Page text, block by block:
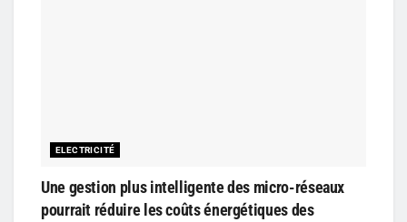
ELECTRICITÉ
Une gestion plus intelligente des micro-réseaux
pourrait réduire les coûts énergétiques des